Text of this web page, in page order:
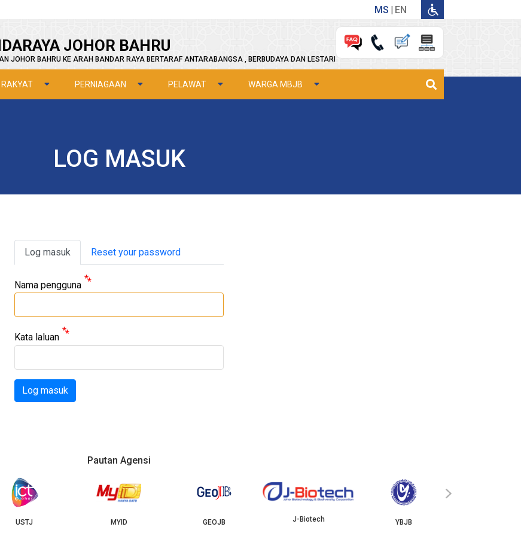
MS EN
JOHOR BAHRU
JOHOR BAHRU KE ARAH BANDAR RAYA BERTARAF ANTARABANGSA , BERBUDAYA DAN LESTARI
RAKYAT PERNIAGAAN PELAWAT WARGA MBJB
LOG MASUK
Primary tabs
Log masuk Reset your password
Nama pengguna
Kata laluan
Log masuk
Pautan Agensi
USTJ MYID GEOJB J-Biotech YBJB
›